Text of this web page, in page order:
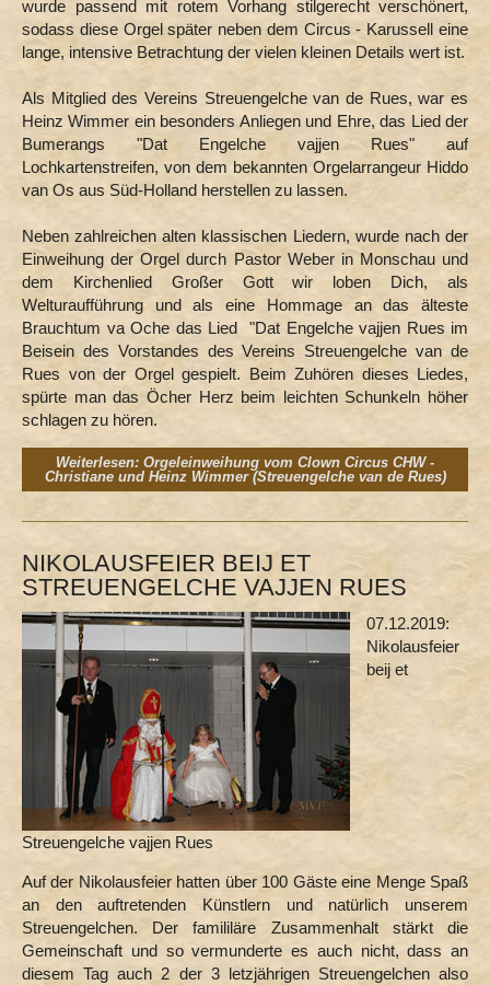
wurde passend mit rotem Vorhang stilgerecht verschönert,
sodass diese Orgel später neben dem Circus - Karussell eine
lange, intensive Betrachtung der vielen kleinen Details wert ist.
Als Mitglied des Vereins Streuengelche van de Rues, war es
Heinz Wimmer ein besonders Anliegen und Ehre, das Lied der
Bumerangs "Dat Engelche vajjen Rues" auf
Lochkartenstreifen, von dem bekannten Orgelarrangeur Hiddo
van Os aus Süd-Holland herstellen zu lassen.
Neben zahlreichen alten klassischen Liedern, wurde nach der
Einweihung der Orgel durch Pastor Weber in Monschau und
dem Kirchenlied Großer Gott wir loben Dich, als
Welturaufführung und als eine Hommage an das älteste
Brauchtum va Oche das Lied "Dat Engelche vajjen Rues im
Beisein des Vorstandes des Vereins Streuengelche van de
Rues von der Orgel gespielt. Beim Zuhören dieses Liedes,
spürte man das Öcher Herz beim leichten Schunkeln höher
schlagen zu hören.
Weiterlesen: Orgeleinweihung vom Clown Circus CHW -
Christiane und Heinz Wimmer (Streuengelche van de Rues)
NIKOLAUSFEIER BEIJ ET
STREUENGELCHE VAJJEN RUES
07.12.2019:
Nikolausfeier
beij et
Streuengelche vajjen Rues
Auf der Nikolausfeier hatten über 100 Gäste eine Menge Spaß
an den auftretenden Künstlern und natürlich unserem
Streuengelchen. Der famililäre Zusammenhalt stärkt die
Gemeinschaft und so vermunderte es auch nicht, dass an
diesem Tag auch 2 der 3 letzjährigen Streuengelchen also